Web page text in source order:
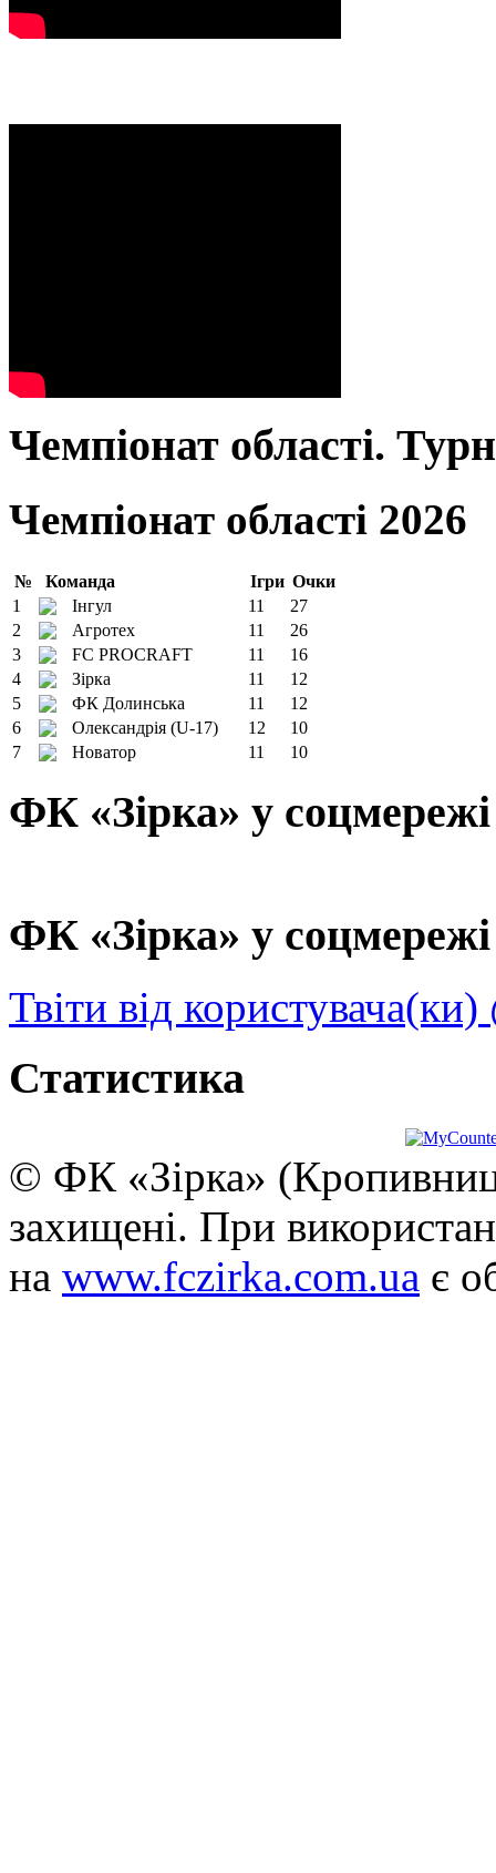
Чемпіонат області.
Чемпіонат області 2026
№ Команда Ігри Очки
1
Інгул 11
27
2
Агротех 11
26
3
FC PROCRAFT 11
16
4
Зірка 11
12
5
ФК Долинська 11
12
6
Олександрія (U-17) 12
10
7
Новатор 11 10
ФК «Зірка» у
ФК «Зірка» у
Твіти від
Статистика
© ФК «Зірка»
захищені. При
на www.fczirka.com.ua є